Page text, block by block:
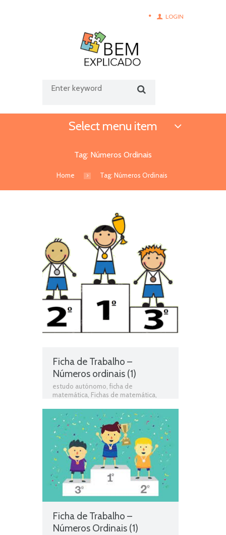
LOGIN
Select menu item
Tag: Números Ordinais
Home Tag: Números Ordinais
Ficha de Trabalho –
Números ordinais (1)
estudo autónomo ficha de
matemática Fichas de matemática
fichas para imprimir
Números Ordinais
Teste de Matemática,Testes
testes
de avaliação
Testes de Matemática ,
testes diagnósticos
Ficha de Trabalho –
Números Ordinais (1)